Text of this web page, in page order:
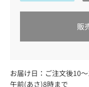
販
お届け日：ご注文後10
午前(あさ)8時まで